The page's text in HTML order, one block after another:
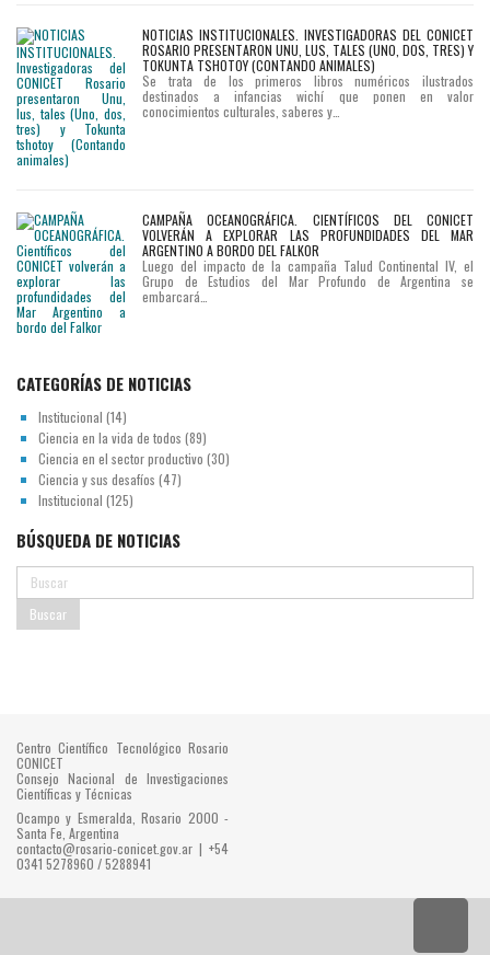
NOTICIAS INSTITUCIONALES. INVESTIGADORAS DEL CONICET
ROSARIO PRESENTARON UNU, LUS, TALES (UNO, DOS, TRES) Y
TOKUNTA TSHOTOY (CONTANDO ANIMALES)
Se trata de los primeros libros numéricos ilustrados
destinados a infancias wichí que ponen en valor
conocimientos culturales, saberes y…
CAMPAÑA OCEANOGRÁFICA. CIENTÍFICOS DEL CONICET
VOLVERÁN A EXPLORAR LAS PROFUNDIDADES DEL MAR
ARGENTINO A BORDO DEL FALKOR
Luego del impacto de la campaña Talud Continental IV, el
Grupo de Estudios del Mar Profundo de Argentina se
embarcará…
CATEGORÍAS DE NOTICIAS
Institucional (14)
Ciencia en la vida de todos (89)
Ciencia en el sector productivo (30)
Ciencia y sus desafíos (47)
Institucional (125)
BÚSQUEDA DE NOTICIAS
Centro Científico Tecnológico Rosario
CONICET
Consejo Nacional de Investigaciones
Científicas y Técnicas
Ocampo y Esmeralda, Rosario 2000 -
Santa Fe, Argentina
contacto@rosario-conicet.gov.ar | +54
0341 5278960 / 5288941